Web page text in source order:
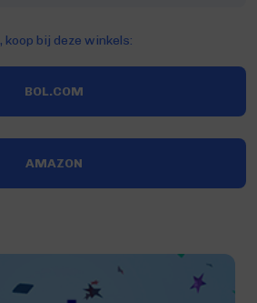
, koop bij deze winkels:
BOL.COM
AMAZON